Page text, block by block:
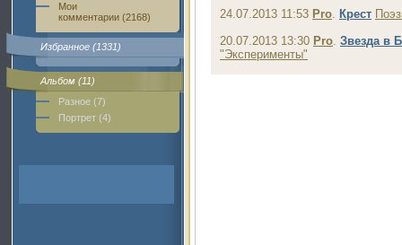
Мои
комментарии (2168)
Избранное (1331)
Альбом (11)
Разное (7)
Портрет (4)
24.07.2013 11:53 Pro. Крест
20.07.2013 13:30 Pro. Звезда в
"Эксперименты"